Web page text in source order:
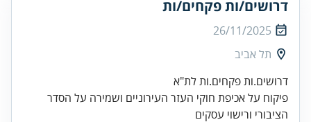
דרושים/ות פקחים/ות
26/11/2025
תל אביב
פיקוח על אכיפת חוקי העזר העירוניים ושמירה על הסדר